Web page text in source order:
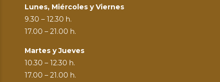
Lunes, Miércoles y Viernes
9.30 – 12.30 h.
17.00 – 21.00 h.
Martes y Jueves
10.30 – 12.30 h.
17.00 – 21.00 h.